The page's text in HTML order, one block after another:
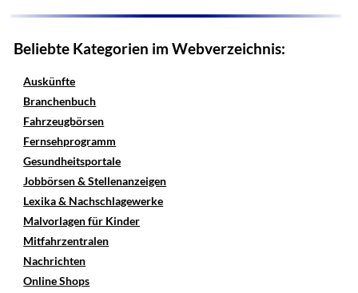
Beliebte Kategorien im Webverzeichnis:
Auskünfte
Branchenbuch
Fahrzeugbörsen
Fernsehprogramm
Gesundheitsportale
Jobbörsen & Stellenanzeigen
Lexika & Nachschlagewerke
Malvorlagen für Kinder
Mitfahrzentralen
Nachrichten
Online Shops